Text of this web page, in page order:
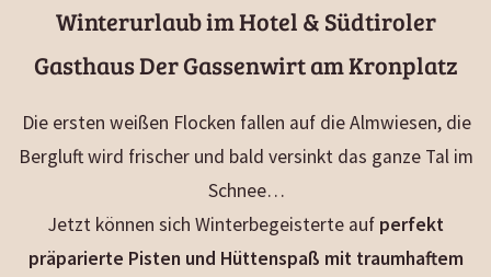
Winterurlaub im Hotel & Südtiroler
Gasthaus Der Gassenwirt am Kronplatz
Die ersten weißen Flocken fallen auf die Almwiesen, die
Bergluft wird frischer und bald versinkt das ganze Tal im
Schnee…
Jetzt können sich Winterbegeisterte auf perfekt
präparierte Pisten und Hüttenspaß mit traumhaftem